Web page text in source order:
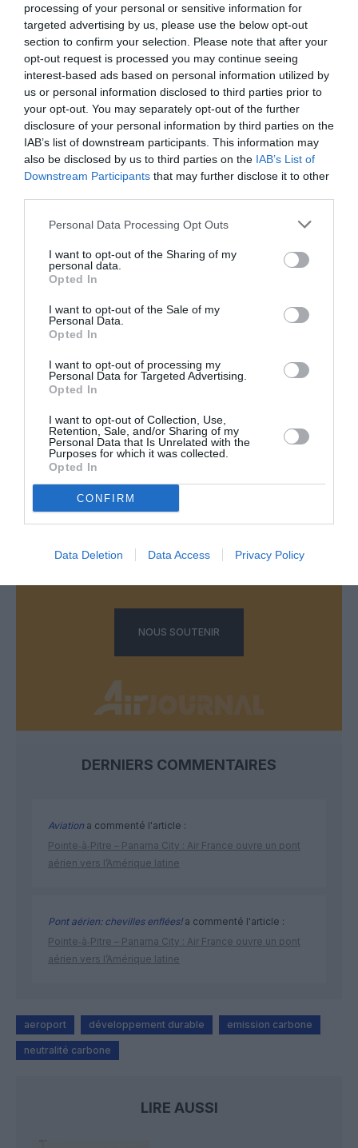
processing of your personal or sensitive information for
targeted advertising by us, please use the below opt-out
section to confirm your selection. Please note that after your
opt-out request is processed you may continue seeing
interest-based ads based on personal information utilized by
us or personal information disclosed to third parties prior to
your opt-out. You may separately opt-out of the further
disclosure of your personal information by third parties on the
IAB’s list of downstream participants. This information may
also be disclosed by us to third parties on the IAB’s List of
Downstream Participants that may further disclose it to other
Personal Data Processing Opt Outs
I want to opt-out of the Sharing of my
personal data.
Opted In
I want to opt-out of the Sale of my
Personal Data.
Opted In
I want to opt-out of processing my
Personal Data for Targeted Advertising.
Opted In
I want to opt-out of Collection, Use,
Retention, Sale, and/or Sharing of my
Personal Data that Is Unrelated with the
Purposes for which it was collected.
Opted In
CONFIRM
Data Deletion Data Access Privacy Policy
Vous avez apprécié l’article ?
Soutenez-nous, faites un don !
PARTAGER L'ARTICLE
FacebookTwitterPinterestLinkedIn Print
Aucun commentaire !
LAISSER UN COMMENTAIRE
FAIRE UN DON
Soutenez Air Journal participezà son
NOUS SOUTENIR
DERNIERS COMMENTAIRES
Aviation a commenté l'article :
Pointe‑à‑Pitre – Panama City : Air France ouvre un pont
aérien vers l’Amérique latine
Pont aérien: chevilles enflées!a commenté l'article :
Pointe‑à‑Pitre – Panama City : Air France ouvre un pont
aérien vers l’Amérique latine
aeroport développement durable emission carbone
neutralité carbone
LIRE AUSSI